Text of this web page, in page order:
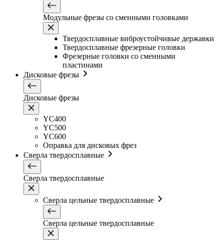
Модульные фрезы со сменными головками
Твердосплавные виброустойчивые державки
Твердосплавные фрезерные головки
Фрезерные головки со сменными
пластинами
Дисковые фрезы
Дисковые фрезы
YC400
YC500
YC600
Оправка для дисковых фрез
Сверла твердосплавные
Сверла твердосплавные
Сверла цельные твердосплавные
Сверла цельные твердосплавные